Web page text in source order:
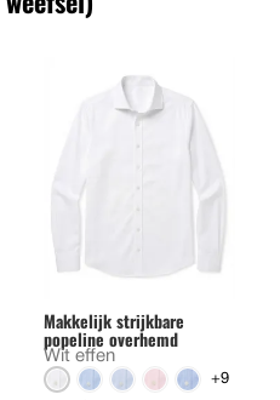
Makkelijk strijkbare
popeline overhemd
Wit effen
+9